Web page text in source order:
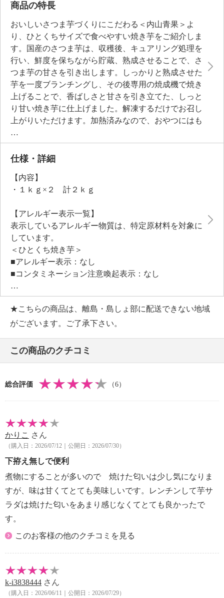
商品の特長
おいしいさつま芋づくりにこだわる＜内山青果＞よ
り、ひとくちサイズで食べやすい焼き芋をご紹介しま
す。国産のさつま芋は、収穫後、キュアリング処理を
行い、鮮度を保ちながら貯蔵、熟成させることで、さ
つま芋の甘さを引き出します。しっかりと熟成させた
芋を一度ブランチングし、その後専用の焼成機で焼き
上げることで、香ばしさと甘さを引き立てた、しっと
り甘い焼き芋に仕上げました。解凍するだけでお召し
上がりいただけます。加熱済みなので、おやつにはも
ちろん、揚げない大学芋、さつま芋サラダ、天ぷら、
煮物、スープなど、気軽にお楽しみいただけます。
仕様・詳細
【内容】
・１ｋｇ×２ 計２ｋｇ
【アレルギー表示一覧】
表示しているアレルギー物質は、特定原材料を対象に
しています。
＜ひとくち焼き芋＞
■アレルギー表示：なし
■コンタミネーション注意喚起表示：なし
【期限表示】
・商品発送日より 賞味期限 冷凍４ヶ月
・あり
★こちらの商品は、離島・島しょ部に配送できない地域
がございます。ご了承下さい。
この商品のクチコミ
総合評価 （6）
かりこ さん
（購入日：2026/07/12｜公開日：2026/07/30）
下拵え無しで便利
煮物にすることが多いので 焼けた匂いは少し気になりま
すが、味は甘くてとても美味しいです。レンチンして芋サ
ラダは焼けた匂いをあまり感じなくてとても良かったで
す。
このお客様の他のクチコミを見る
k-i3838444 さん
（購入日：2026/06/11｜公開日：2026/07/29）